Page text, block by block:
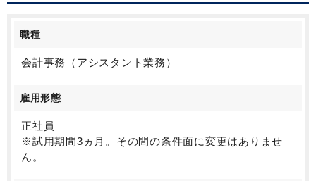
に取り組めば必ず力は付きます。
で、何度も先輩が同行訪問してOJTを繰り返しています。
また、毎朝の勉強会や月一の相続勉強会を開催。この他全体研
ますよ！
職種
会計事務（アシスタント業務）
雇用形態
正社員
※試用期間3ヵ月。その間の条件面に変更はありませ
ん。